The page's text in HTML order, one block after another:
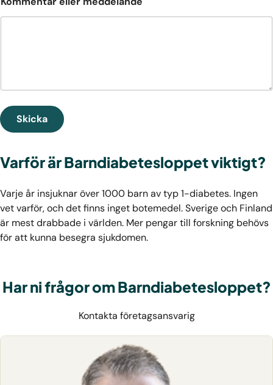
Skicka
Varför är Barndiabetesloppet viktigt?
Varje år insjuknar över 1000 barn av typ 1-diabetes. Ingen
vet varför, och det finns inget botemedel. Sverige och Finland
är mest drabbade i världen. Mer pengar till forskning behövs
för att kunna besegra sjukdomen.
Har ni frågor om Barndiabetesloppet?
Kontakta företagsansvarig